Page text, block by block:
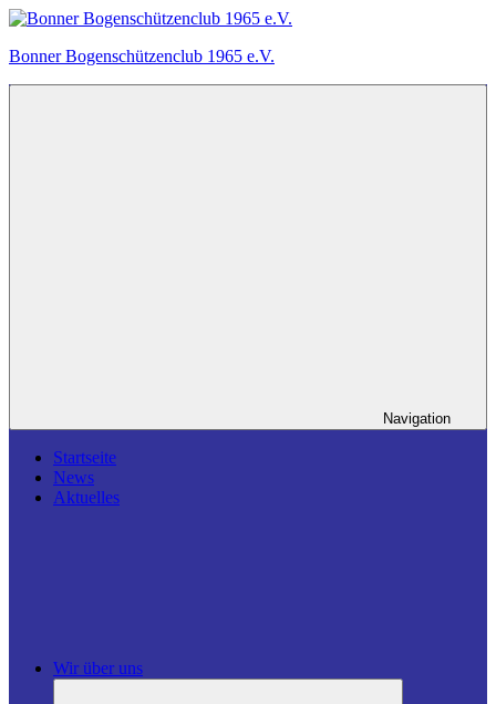
Zum
springen
Bonner Bogenschützenclub 1965 e.V.
Navigation
Startseite
News
Aktuelles
Wir über uns